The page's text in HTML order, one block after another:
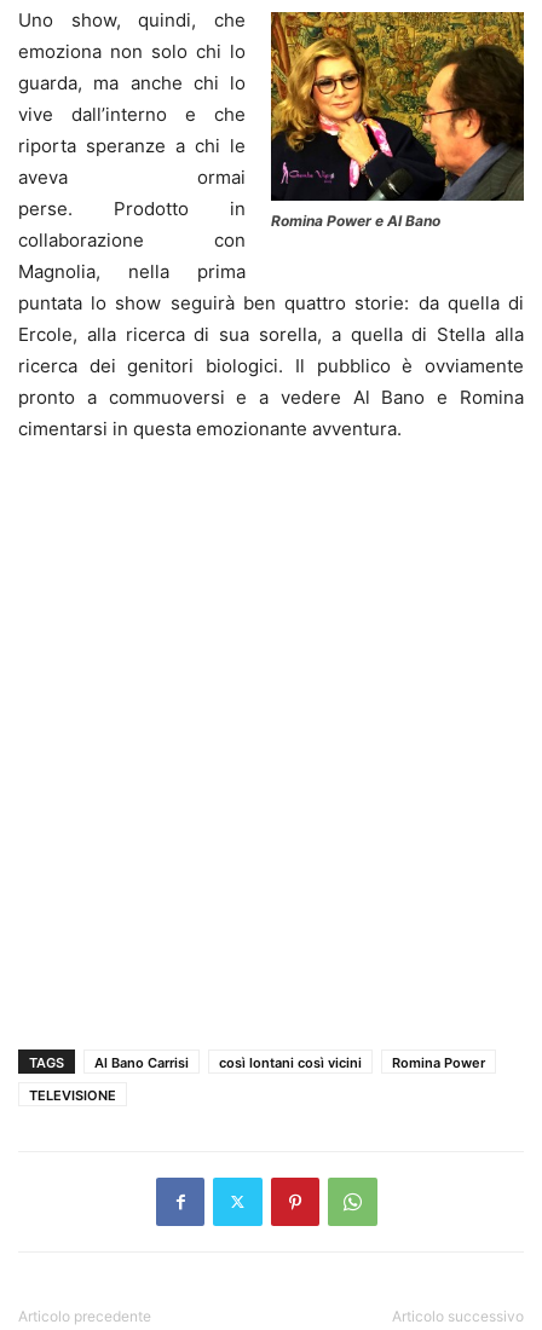
Romina Power e Al Bano
Uno show, quindi, che
emoziona non solo chi lo
guarda, ma anche chi lo
vive dall’interno e che
riporta speranze a chi le
aveva ormai
perse. Prodotto in
collaborazione con
Magnolia, nella prima
puntata lo show seguirà ben quattro storie: da quella di
Ercole, alla ricerca di sua sorella, a quella di Stella alla
ricerca dei genitori biologici. Il pubblico è ovviamente
pronto a commuoversi e a vedere Al Bano e Romina
cimentarsi in questa emozionante avventura.
TAGS Al Bano Carrisi così lontani così vicini
Romina Power
TELEVISIONE
Articolo precedente Articolo successivo